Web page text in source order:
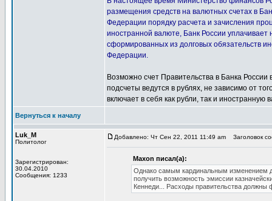
размещения средств на валютных счетах в
Федерации порядку расчета и зачисления
иностранной валюте, Банк России
сформированных из долговых обязательств
Федерации.
Возможно счет Правительства в Банка России
подсчеты ведутся в рублях, не зависимо от
включает в себя как рубли, так и иностранную
Вернуться к началу
Luk_M
Политолог
Зарегистрирован:
30.04.2010
Сообщения: 1233
Добавлено: Чт Сен 22, 2011 11:49 am Заголовок
Maxon писал(а):
Однако самым кардинальным изменением
получить возможность эмиссии
Кеннеди... Расходы правительства должны